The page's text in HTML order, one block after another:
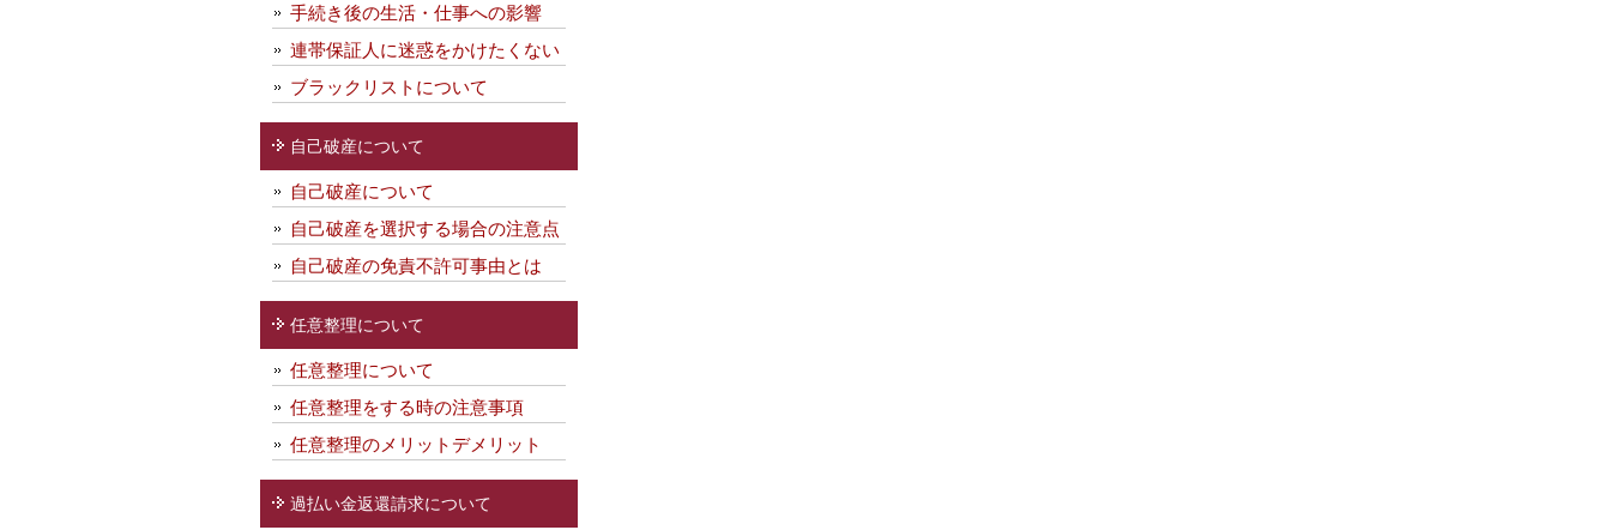
手続き後の生活・仕事への影響
連帯保証人に迷惑をかけたくない
ブラックリストについて
自己破産について
自己破産について
自己破産を選択する場合の注意点
自己破産の免責不許可事由とは
任意整理について
任意整理について
任意整理をする時の注意事項
任意整理のメリットデメリット
過払い金返還請求について